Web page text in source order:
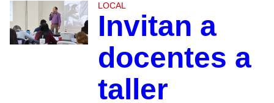
LOCAL
Invitan a
docentes a
taller